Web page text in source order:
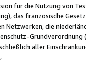
für die Nutzung von
das französische
Netzwerken, die
aller